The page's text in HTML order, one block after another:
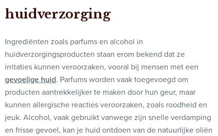
huidverzorging
Ingrediënten zoals parfums en alcohol in
huidverzorgingsproducten staan erom bekend dat ze
irritaties kunnen veroorzaken, vooral bij mensen met een
gevoelige huid. Parfums worden vaak toegevoegd om
producten aantrekkelijker te maken door hun geur, maar
kunnen allergische reacties veroorzaken, zoals roodheid en
jeuk. Alcohol, vaak gebruikt vanwege zijn snelle verdamping
en frisse gevoel, kan je huid ontdoen van de natuurlijke oliën